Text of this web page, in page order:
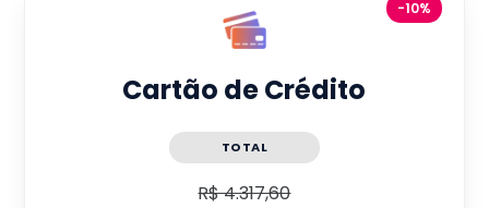
-10%
Cartão de Crédito
TOTAL
R$ 4.317,60